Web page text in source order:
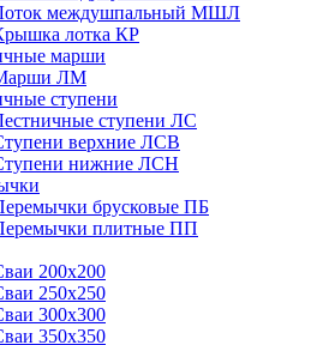
междушпальный МШЛ
лотка КР
марши
ЛМ
ступени
ступени ЛС
верхние ЛСВ
нижние ЛСН
брусковые ПБ
плитные ПП
200х200
250х250
300х300
350х350